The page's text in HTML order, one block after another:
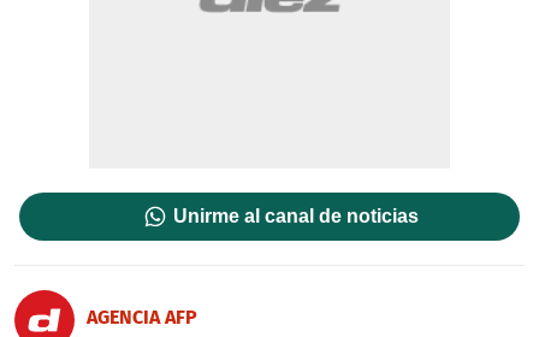
Unirme al canal de noticias
AGENCIA AFP